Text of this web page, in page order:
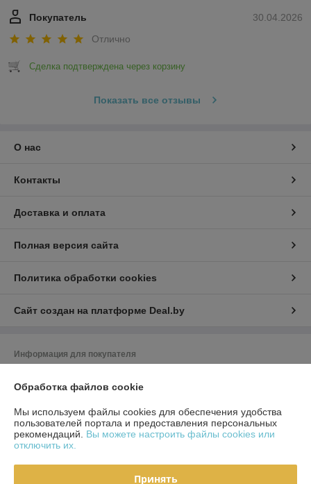
30.04.2026
Покупатель
Отлично
Сделка подтверждена через корзину
Показать все отзывы
О нас
Контакты
Доставка и оплата
Полная версия сайта
Политика обработки cookies
Сайт создан на платформе Deal.by
Информация для покупателя
220019, Г. Минск, ул. Уманская 54-72
Регистрационный номер ЕГР: 191862995
УНП: 191862995
Дата регистрации компании: 25.09.2012
Обработка файлов cookie
Мы используем файлы cookies для обеспечения удобства
пользователей портала и предоставления персональных
рекомендаций. Вы можете настроить файлы cookies или
отключить их.
Принять